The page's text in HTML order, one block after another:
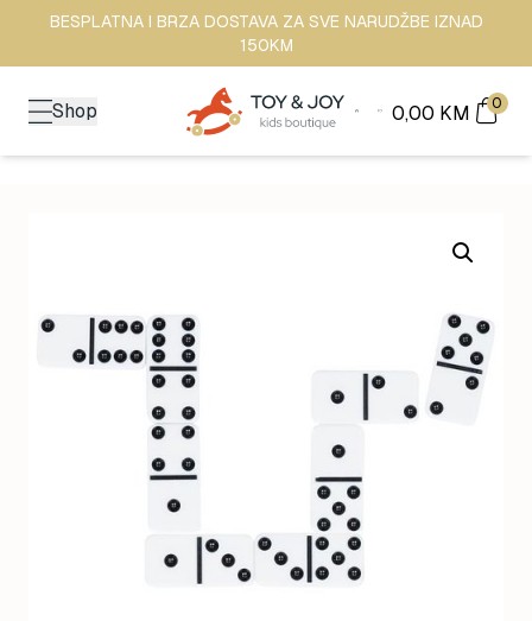
BESPLATNA I BRZA DOSTAVA ZA SVE NARUDŽBE IZNAD
150KM
Shop 0,00 KM 0